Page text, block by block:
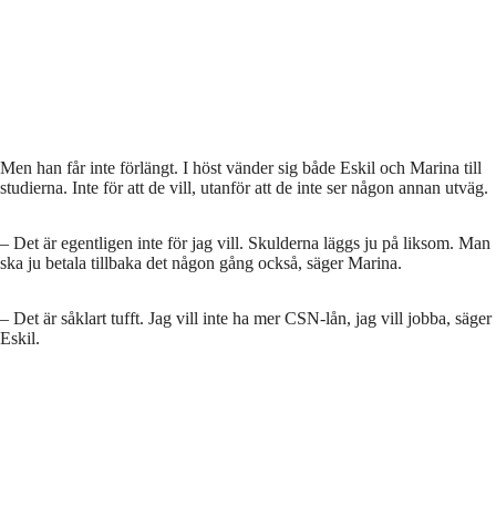
Men han får inte förlängt. I höst vänder sig både Eskil och Marina till
studierna. Inte för att de vill, utanför att de inte ser någon annan utväg.
– Det är egentligen inte för jag vill. Skulderna läggs ju på liksom. Man
ska ju betala tillbaka det någon gång också, säger Marina.
– Det är såklart tufft. Jag vill inte ha mer CSN-lån, jag vill jobba, säger
Eskil.